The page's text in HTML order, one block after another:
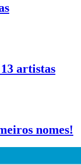
artistas
nomes!